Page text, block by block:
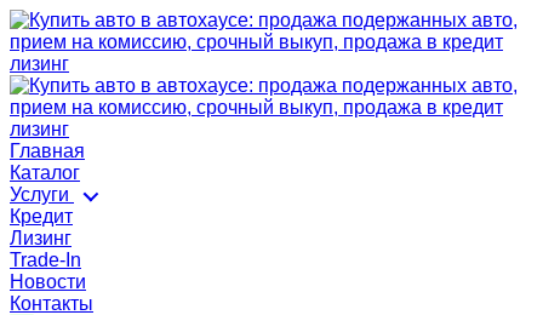
Главная
Каталог
Услуги
Кредит
Лизинг
Trade-In
Новости
Контакты